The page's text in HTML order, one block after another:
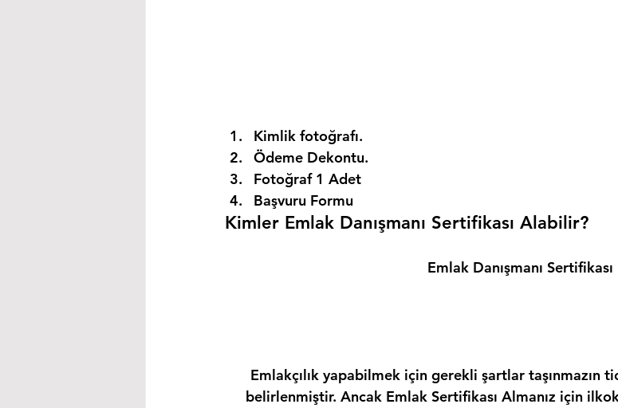
Kimlik fotoğrafı.
Ödeme Dekontu.
Fotoğraf 1 Adet
Başvuru Formu
Kimler Emlak Danışmanı Sertifikası Alabilir?
Emlak Danışmanı Sertifikası
Emlakçılık yapabilmek için gerekli şartlar taşınmazın
belirlenmiştir. Ancak Emlak Sertifikası Almanız için